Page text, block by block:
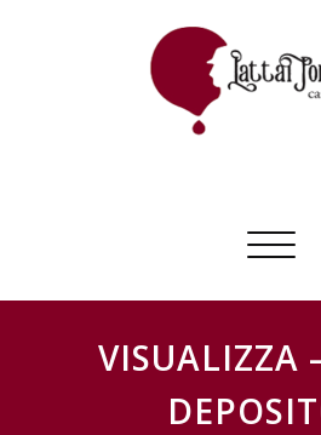
VISUALIZZA